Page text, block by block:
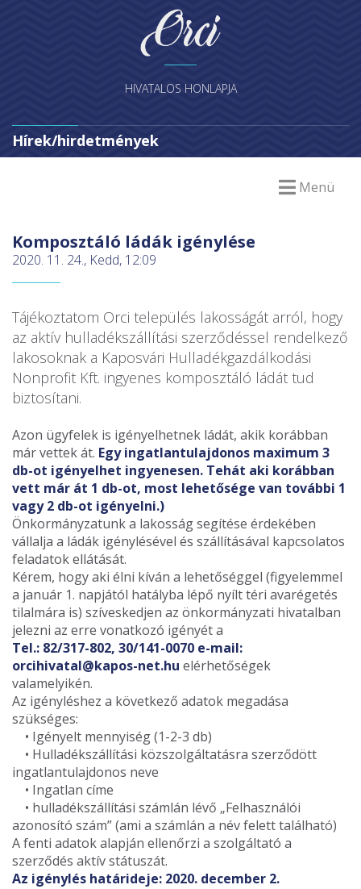
HIVATALOS HONLAPJA
Hírek/hirdetmények
Menü
Komposztáló ládák igénylése
2020. 11. 24., Kedd, 12:09
Tájékoztatom Orci település lakosságát arról, hogy
az aktív hulladékszállítási szerződéssel rendelkező
lakosoknak a Kaposvári Hulladékgazdálkodási
Nonprofit Kft. ingyenes komposztáló ládát tud
biztosítani.
Azon ügyfelek is igényelhetnek ládát, akik korábban
már vettek át. Egy ingatlantulajdonos maximum 3
db-ot igényelhet ingyenesen. Tehát aki korábban
vett már át 1 db-ot, most lehetősége van további 1
vagy 2 db-ot igényelni.)
Önkormányzatunk a lakosság segítése érdekében
vállalja a ládák igénylésével és szállításával kapcsolatos
feladatok ellátását.
Kérem, hogy aki élni kíván a lehetőséggel (figyelemmel
a január 1. napjától hatályba lépő nyílt téri avarégetés
tilalmára is) szíveskedjen az önkormányzati hivatalban
jelezni az erre vonatkozó igényét a
Tel.: 82/317-802, 30/141-0070 e-mail:
orcihivatal@kapos-net.hu elérhetőségek
valamelyikén.
Az igényléshez a következő adatok megadása
szükséges:
• Igényelt mennyiség (1-2-3 db)
• Hulladékszállítási közszolgáltatásra szerződött
ingatlantulajdonos neve
• Ingatlan címe
• hulladékszállítási számlán lévő „Felhasználói
azonosító szám” (ami a számlán a név felett található)
A fenti adatok alapján ellenőrzi a szolgáltató a
szerződés aktív státuszát.
Az igénylés határideje: 2020. december 2.